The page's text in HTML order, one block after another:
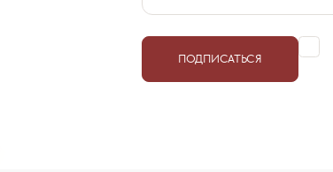
ПОДПИСАТЬСЯ